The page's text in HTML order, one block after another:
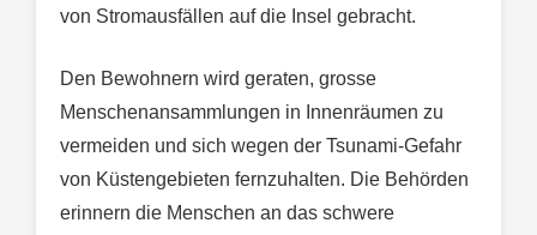
von Stromausfällen auf die Insel gebracht.
Den Bewohnern wird geraten, grosse
Menschenansammlungen in Innenräumen zu
vermeiden und sich wegen der Tsunami-Gefahr
von Küstengebieten fernzuhalten. Die Behörden
erinnern die Menschen an das schwere